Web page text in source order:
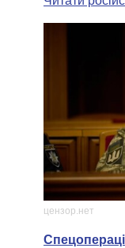
цензор.нет